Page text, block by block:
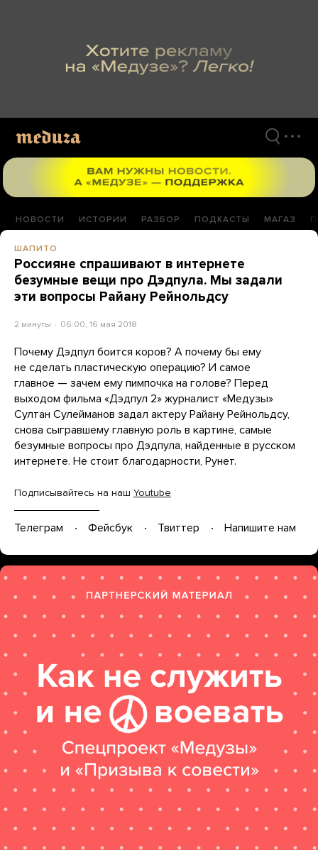
НОВОСТИ ИСТОРИИ РАЗБОР ПОДКАСТЫ МАГАЗ
ШАПИТО
Россияне спрашивают в интернете
безумные вещи про Дэдпула. Мы задали
эти вопросы Райану Рейнольдсу
2 минуты 06:00, 16 мая 2018
Почему Дэдпул боится коров? А почему бы ему
не сделать пластическую операцию? И самое
главное — зачем ему пимпочка на голове? Перед
выходом фильма «Дэдпул 2» журналист «Медузы»
Султан Сулейманов задал актеру Райану Рейнольдсу,
снова сыгравшему главную роль в картине, самые
безумные вопросы про Дэдпула, найденные в русском
интернете. Не стоит благодарности, Рунет.
Подписывайтесь на наш Youtube
Телеграм Фейсбук Твиттер Напишите нам